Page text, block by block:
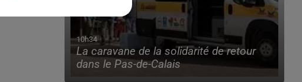
10h34
La caravane de la solidarité de retour
dans le Pas-de-Calais